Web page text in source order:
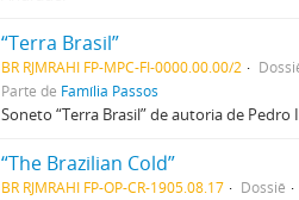
“Terra Brasil”
BR RJMRAHI FP-MPC-FI-0000.00.00/2
Parte de Família Passos
Soneto “Terra Brasil” de autoria de
“The Brazilian Cold”
BR RJMRAHI FP-OP-CR-1905.08.17 Dossiê